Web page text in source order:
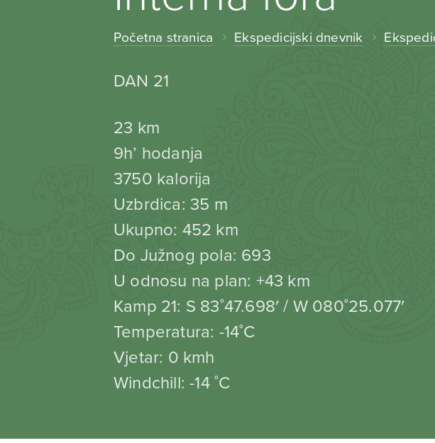
Početna stranica Ekspedicijski dnevnik
DAN 21
23 km
9h’ hodanja
3750 kalorija
Uzbrdica: 35 m
Ukupno: 452 km
Do Južnog pola: 693
U odnosu na plan: +43 km
Kamp 21: S 83˚47.698′ / W 080˚25.077′
Temperatura: -14˚C
Vjetar: 0 kmh
Windchill: -14 ˚C